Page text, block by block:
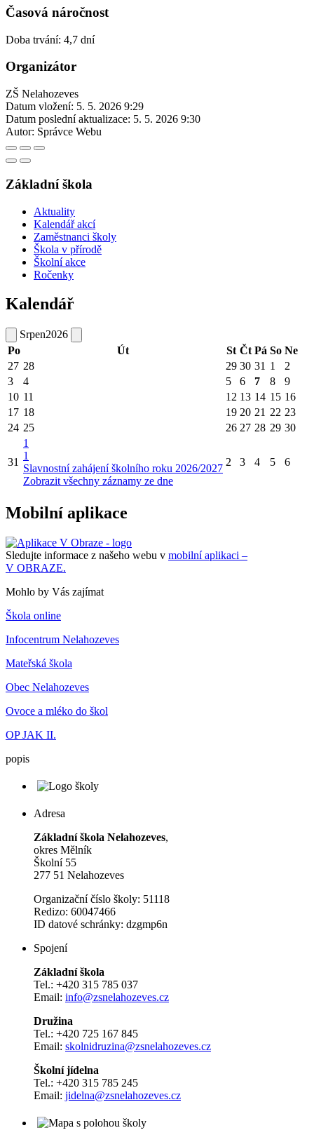
Časová náročnost
Doba trvání: 4,7 dní
Organizátor
ZŠ Nelahozeves
Datum vložení: 5. 5. 2026 9:29
Datum poslední aktualizace: 5. 5. 2026 9:30
Autor: Správce Webu
Základní škola
Aktuality
Kalendář akcí
Zaměstnanci školy
Škola v přírodě
Školní akce
Ročenky
Kalendář
Srpen2026
Po
Út St Čt Pá So Ne
27 28 29 30 31 1
2
3
4 5 6 7 8
9
10 11 12 13 14 15 16
17 18 19 20 21 22 23
24 25 26 27 28 29 30
31
1
1
Slavnostní zahájení školního roku 2026/2027
Zobrazit všechny záznamy ze dne
2 3 4 5 6
Mobilní aplikace
Sledujte informace z našeho webu v mobilní aplikaci –
V OBRAZE.
Mohlo by Vás zajímat
Škola online
Infocentrum Nelahozeves
Mateřská škola
Obec Nelahozeves
Ovoce a mléko do škol
OP JAK II.
popis
Adresa
Základní škola Nelahozeves,
okres Mělník
Školní 55
277 51 Nelahozeves
Organizační číslo školy: 51118
Redizo: 60047466
ID datové schránky: dzgmp6n
Spojení
Základní škola
Tel.: +420 315 785 037
Email: info@zsnelahozeves.cz
Družina
Tel.: +420 725 167 845
Email: skolnidruzina@zsnelahozeves.cz
Školní jídelna
Tel.: +420 315 785 245
Email: jidelna@zsnelahozeves.cz